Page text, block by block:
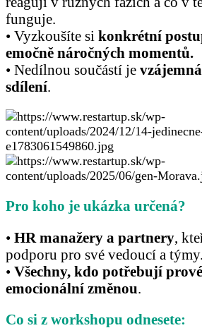
funguje.
• Vyzkoušíte si konkrétní
emočně náročných momentů.
• Nedílnou součástí je
sdílení
Pro koho je ukázka určená?
• HR manažery a partnery,
podporu pro své vedoucí a týmy.
• Všechny, kdo potřebují
emocionální změnou.
Co si z workshopu odnesete: